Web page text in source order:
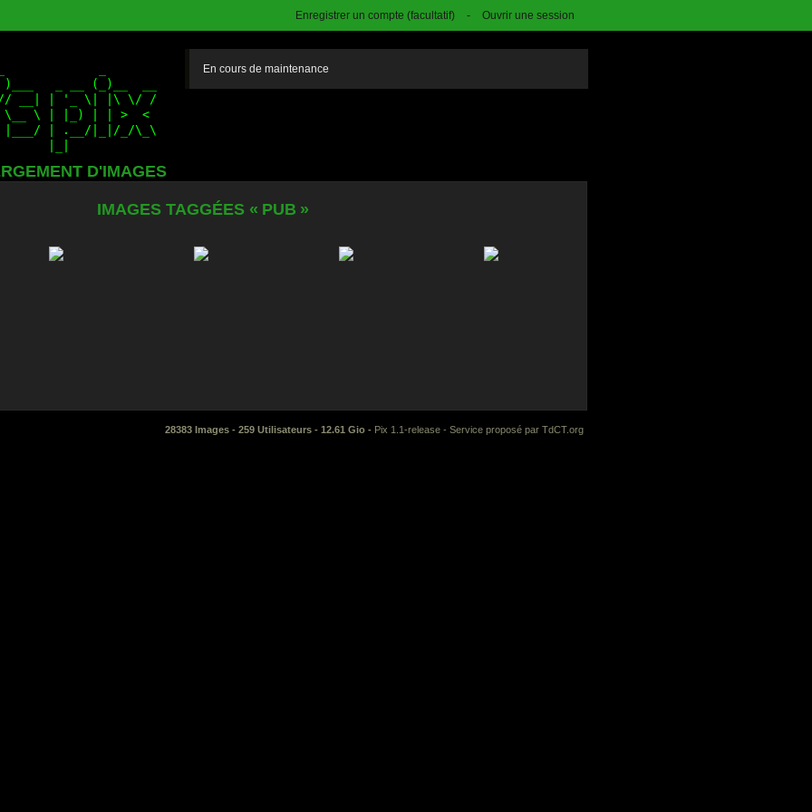
Enregistrer un compte (facultatif) - Ouvrir une session
D'IMAGES
En cours de maintenance
IMAGES TAGGÉES « PUB »
28383 Images - 259 Utilisateurs - 12.61 Gio - Pix 1.1-release - Service proposé par TdCT.org